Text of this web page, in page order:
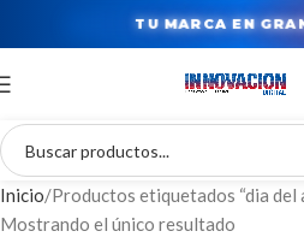
TU MARCA EN
Inicio Productos etiquetados “dia del
Mostrando el único resultado